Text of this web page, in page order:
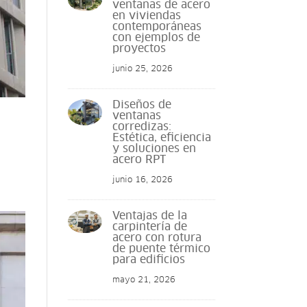
ventanas de acero
en viviendas
contemporáneas
con ejemplos de
proyectos
junio 25, 2026
Diseños de
ventanas
corredizas:
Estética, eficiencia
y soluciones en
acero RPT
junio 16, 2026
Ventajas de la
carpintería de
acero con rotura
de puente térmico
para edificios
mayo 21, 2026